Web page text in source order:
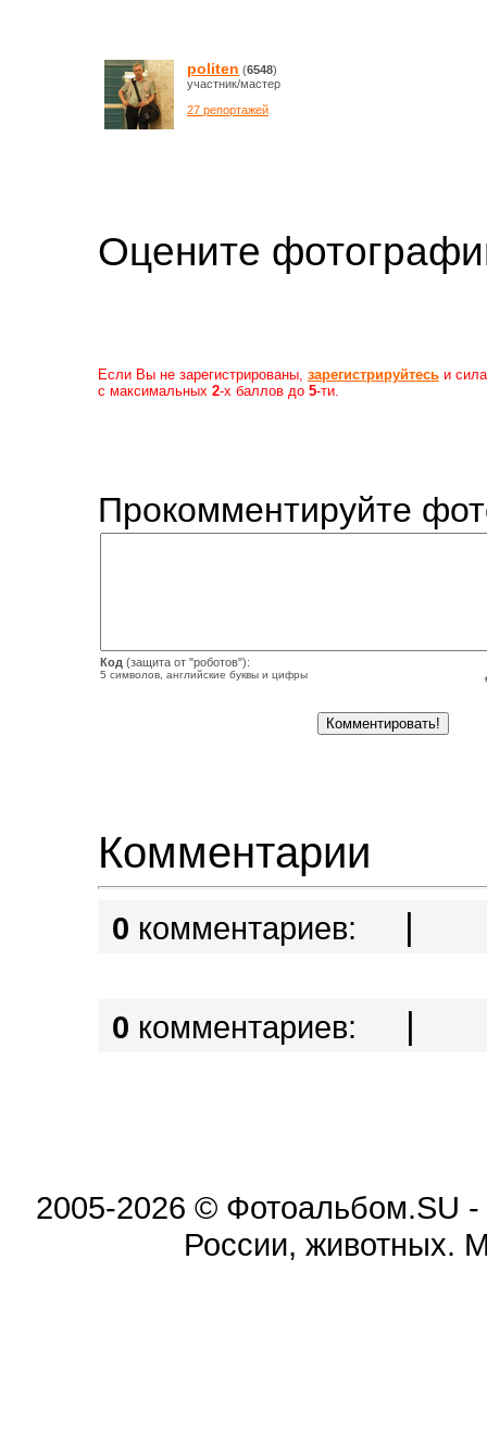
politen (6548)
участник/мастер
27 репортажей
Оцените
Если Вы не зарегистрированы, зарегистрируйтесь и
с максимальных 2-х баллов до 5-ти.
Прокомментируйте
Код (защита от "роботов"):
5 символов, английские буквы и цифры
Комментарии
0 комментариев: |
0 комментариев: |
2005-2026 © Фотоальбом.SU -
России, животных.